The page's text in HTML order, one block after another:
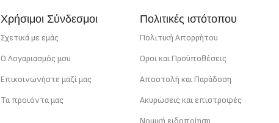
Χρήσιμοι Σύνδεσμοι
Σχετικά με εμάς
Ο Λογαριασμός μου
Επικοινωνήστε μαζί μας
Τα προϊόντα μας
Πολιτικές ιστότοπου
Πολιτική Απορρήτου
Οροι και Προϋποθέσεις
Αποστολή και Παράδοση
Ακυρώσεις και επιστροφές
Νομική ειδοποίηση